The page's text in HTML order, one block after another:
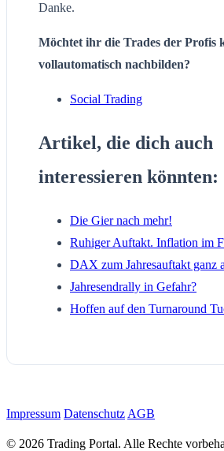
Danke.
Möchtet ihr die Trades der Profis
vollautomatisch nachbilden?
Social Trading
Artikel, die dich auch
interessieren könnten:
Die Gier nach mehr!
Ruhiger Auftakt. Inflation im
DAX zum Jahresauftakt ganz
Jahresendrally in Gefahr?
Hoffen auf den Turnaround
Impressum Datenschutz AGB
© 2026 Trading Portal. Alle Rechte